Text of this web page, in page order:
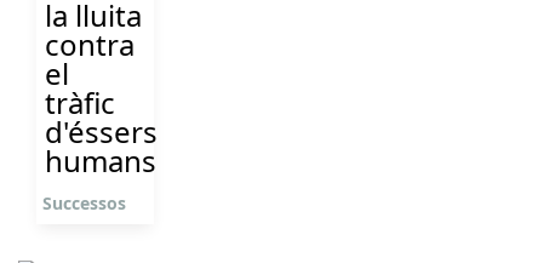
la lluita
contra
el
tràfic
d'éssers
humans
Successos